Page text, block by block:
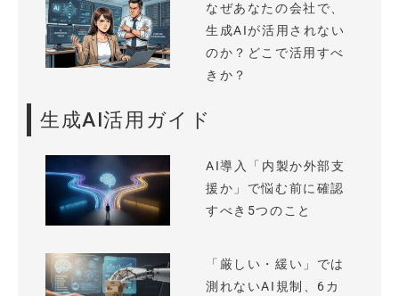
なぜあなたの会社で、
生成AIが活用されない
のか？どこで活用すべ
きか？
生成AI活用ガイド
AI導入「内製か外部支
援か」で悩む前に確認
すべき5つのこと
「厳しい・緩い」では
測れないAI規制、6カ